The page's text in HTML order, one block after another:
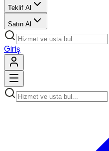
Teklif Al
Satın Al
Giriş